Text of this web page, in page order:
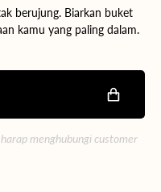
berujung. Biarkan buket
kamu yang paling dalam.
menghubungi customer